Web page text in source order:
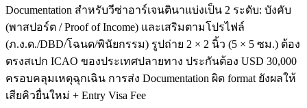
Documentation สำหรับวีซ่าอาร์เจนตินาแบ่งเป็น 2 ระดับ: บังคับ
(พาสปอร์ต / Proof of Income) และเสริมตามโปรไฟล์
(ภ.ง.ด./DBD/โฉนด/พินัยกรรม) รูปถ่าย 2 × 2 นิ้ว (5 × 5 ซม.) ต้อง
ตรงสเปก ICAO ของประเทศปลายทาง ประกันต้อง USD 30,000
ครอบคลุมเหตุฉุกเฉิน การส่ง Documentation ผิด format ยังผลให้
เสียคิวยื่นใหม่ + Entry Visa Fee